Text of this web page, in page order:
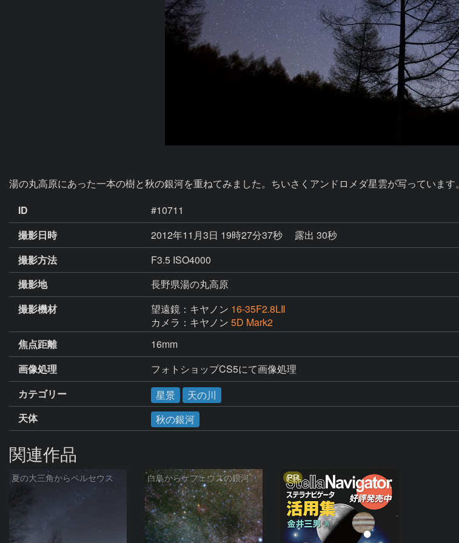
湯の丸高原にあった一本の樹と秋の銀河を重ねてみました。ちいさくアンドロメダ星雲が写っています。
ID
#10711
撮影日時
2012年11月3日 19時27分37秒
露出 30秒
撮影方法
F3.5 ISO4000
撮影地
長野県湯の丸高原
撮影機材
望遠鏡：キヤノン 16-35F2.8LⅡ
カメラ：キヤノン 5D Mark2
焦点距離
16mm
画像処理
フォトショップCS5にて画像処理
カテゴリー
星景
天の川
天体
秋の銀河
関連作品
夏の大三角からペルセウス 白鳥からケフェウスの銀河 PR